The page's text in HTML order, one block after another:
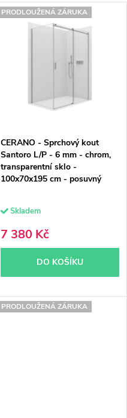
PRODLOUŽENÁ ZÁRUKA
CERANO - Sprchový kout
Santoro L/P - 6 mm - chrom,
transparentní sklo -
100x70x195 cm - posuvný
Skladem
7 380 Kč
DO KOŠÍKU
PRODLOUŽENÁ ZÁRUKA